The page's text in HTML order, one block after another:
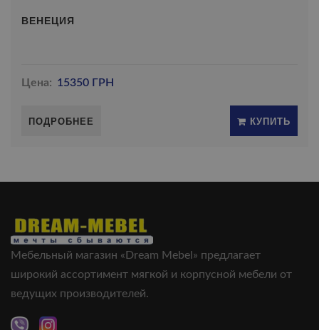
ВЕНЕЦИЯ
Цена: 15350 ГРН
ПОДРОБНЕЕ КУПИТЬ
Мебельный магазин «Dream Mebel» предлагает
широкий ассортимент мягкой и корпусной мебели от
ведущих производителей.